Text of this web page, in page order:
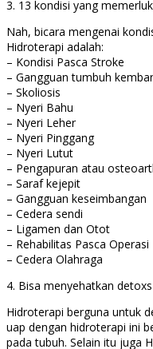
3. 13 kondisi yang
Nah, bicara mengenai
Hidroterapi adalah:
– Kondisi Pasca Stroke
– Gangguan tumbuh
– Skoliosis
– Nyeri Bahu
– Nyeri Leher
– Nyeri Pinggang
– Nyeri Lutut
– Pengapuran atau
– Saraf kejepit
– Gangguan keseimbangan
– Cedera sendi
– Ligamen dan Otot
– Rehabilitas Pasca Operasi
– Cedera Olahraga
4. Bisa menyehatkan
Hidroterapi berguna untuk
uap dengan hidroterapi ini
pada tubuh. Selain itu juga